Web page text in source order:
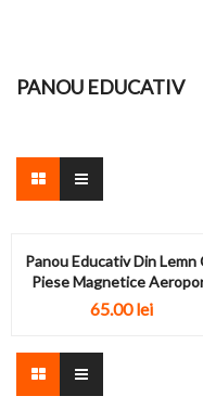
PANOU EDUCATIV
Panou Educativ Din Lemn
Piese Magnetice
65.00lei